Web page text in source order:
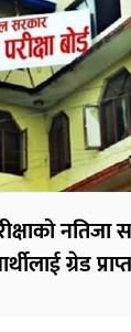
नतिजा
ग्रेड प्राप्त